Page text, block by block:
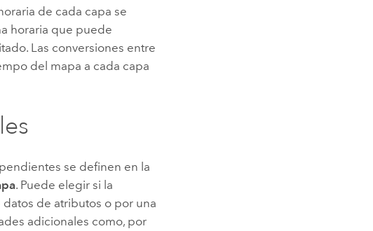
de cada capa se
horaria que puede
Las conversiones entre
del mapa a cada capa
se definen en la
. Puede elegir si la
de atributos o por una
adicionales como, por